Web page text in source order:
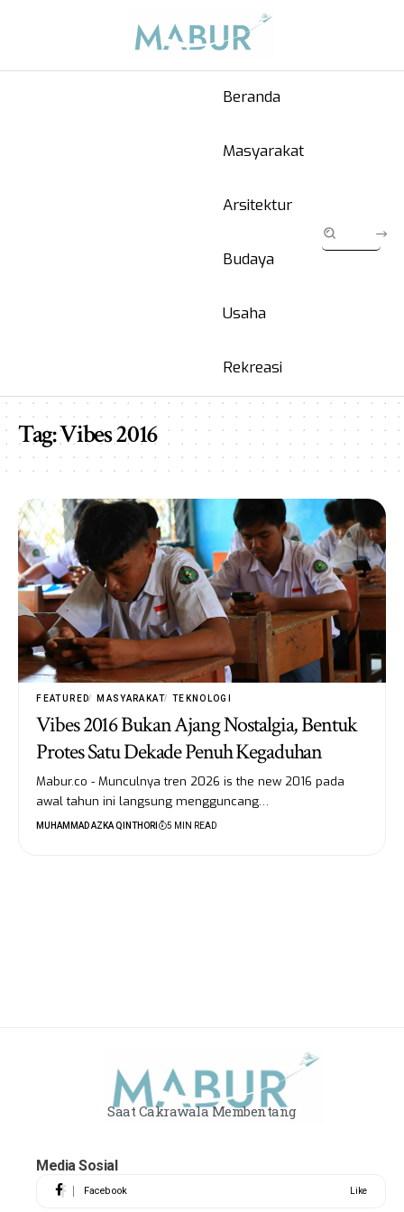
Beranda
Masyarakat
Arsitektur
Budaya
Usaha
Rekreasi
Tag:Vibes 2016
FEATURED MASYARAKAT TEKNOLOGI
Vibes 2016 Bukan Ajang Nostalgia, Bentuk
Protes Satu Dekade Penuh Kegaduhan
Mabur.co - Munculnya tren 2026 is the new 2016 pada
awal tahun ini langsung mengguncang…
MUHAMMAD AZKA QINTHORI 5 MIN READ
Saat Cakrawala Membentang
Media Sosial
Facebook Like